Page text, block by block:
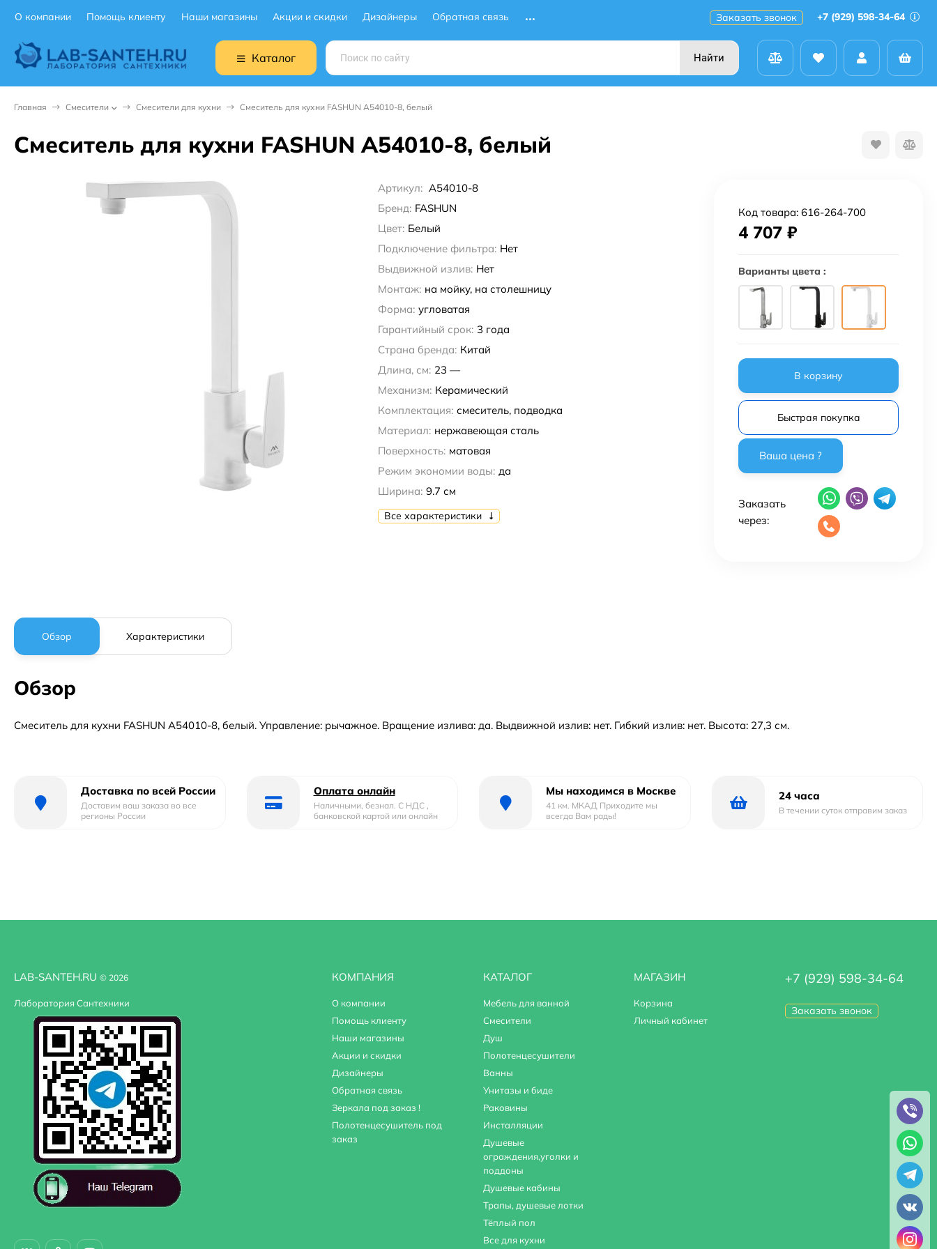
О компании Помощь клиенту Наши магазины Акции и скидки Дизайнеры Обратная связь Заказать звонок +7 (929) 598-34-64
Каталог Найти
Главная Смесители Смесители для кухни Смеситель для кухни FASHUN A54010-8, белый
Смеситель для кухни FASHUN A54010-8, белый
Артикул: A54010-8
Бренд: FASHUN
Цвет: Белый
Подключение фильтра: Нет
Выдвижной излив: Нет
Монтаж: на мойку, на столешницу
Форма: угловатая
Гарантийный срок: 3 года
Страна бренда: Китай
Длина, см: 23 —
Механизм: Керамический
Комплектация: смеситель, подводка
Материал: нержавеющая сталь
Поверхность: матовая
Режим экономии воды: да
Ширина: 9.7 см
Все характеристики
Код товара: 616-264-700
4 707 ₽
Варианты цвета :
В корзину
Быстрая покупка
Заказать
через:
Обзор Характеристики
Обзор
Смеситель для кухни FASHUN A54010-8, белый. Управление: рычажное. Вращение излива: да. Выдвижной излив: нет. Гибкий излив: нет. Высота: 27,3 см.
Доставка по всей России
Доставим ваш заказа во все
регионы России
Оплата онлайн
Наличными, безнал. С НДС ,
банковской картой или онлайн
Мы находимся в Москве
41 км. МКАД Приходите мы
всегда Вам рады!
24 часа
В течении суток отправим заказ
LAB-SANTEH.RU © 2026
Лаборатория Сантехники
КОМПАНИЯ
О компании
Помощь клиенту
Наши магазины
Акции и скидки
Дизайнеры
Обратная связь
Зеркала под заказ !
Полотенцесушитель под
заказ
КАТАЛОГ
Мебель для ванной
Смесители
Душ
Полотенцесушители
Ванны
Унитазы и биде
Раковины
Инсталляции
Душевые
ограждения,уголки и
поддоны
Душевые кабины
Трапы, душевые лотки
Тёплый пол
Все для кухни
МАГАЗИН
Корзина
Личный кабинет
+7 (929) 598-34-64
Заказать звонок